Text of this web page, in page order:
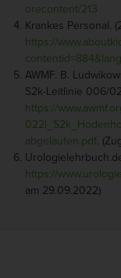
orecontent/213
Krankes Personal.
https://
AWMF. B.
S2k-Leitlinie 006/
https://
abgelaufen.pdf.
https://
am 29.09.2022)